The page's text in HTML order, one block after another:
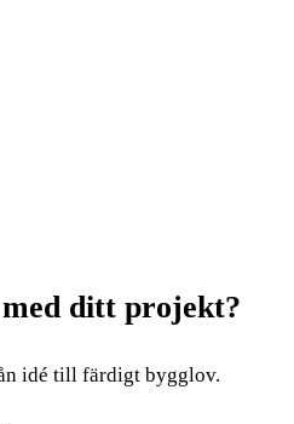
ditt projekt?
idé till färdigt bygglov.